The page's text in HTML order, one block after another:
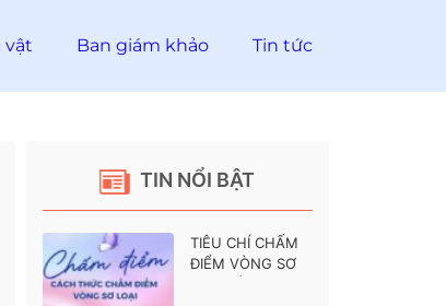
vật Ban giám khảo Tin tức
TIN NỔI BẬT
TIÊU CHÍ CHẤM
ĐIỂM VÒNG SƠ